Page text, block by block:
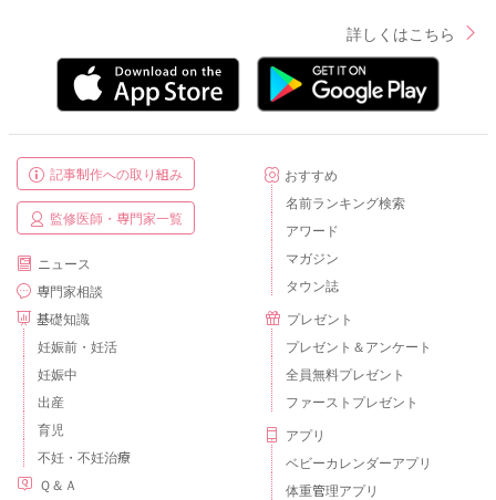
詳しくはこちら
記事制作への取り組み
監修医師・専門家一覧
ニュース
専門家相談
基礎知識
妊娠前・妊活
妊娠中
出産
育児
不妊・不妊治療
Ｑ＆Ａ
おすすめ
名前ランキング検索
アワード
マガジン
タウン誌
プレゼント
プレゼント＆アンケート
全員無料プレゼント
ファーストプレゼント
アプリ
ベビーカレンダーアプリ
体重管理アプリ